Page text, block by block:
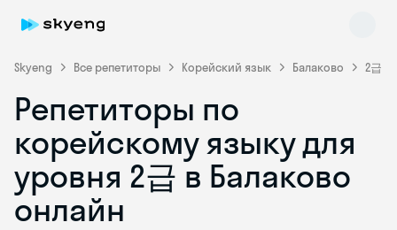
Skyeng Все репетиторы Корейский язык Балаково 2급
Репетиторы по
корейскому языку для
уровня 2급 в Балаково
онлайн
Skyeng Chat